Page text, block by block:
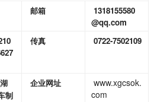
邮箱
1318155580
@qq.com
传真 0722-7502109
湖
制
企业网址
www.xgcsok.
com